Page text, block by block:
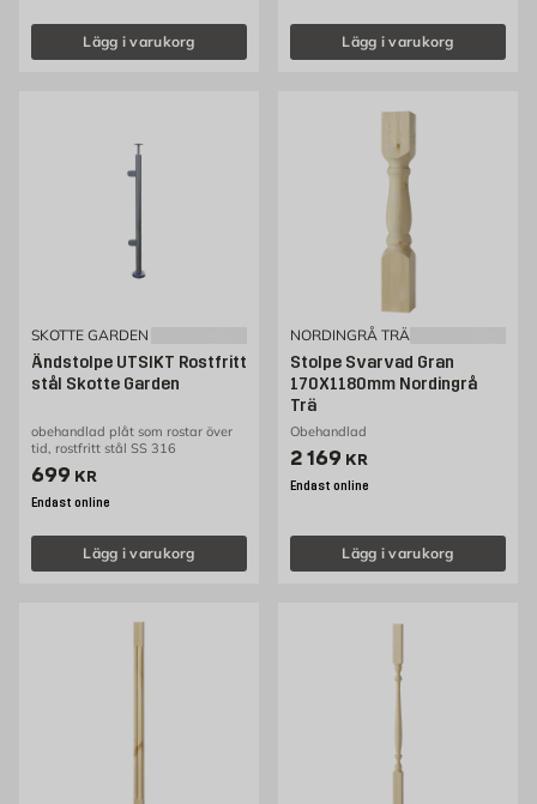
Lägg i varukorg Lägg i varukorg
SKOTTE GARDEN
Ändstolpe UTSIKT Rostfritt
stål Skotte Garden
obehandlad plåt som rostar över
tid, rostfritt stål SS 316
Pris 699 kr
699 KR
Endast online
Lägg i varukorg
NORDINGRÅ TRÄ
Stolpe Svarvad Gran
170X1180mm Nordingrå
Trä
Obehandlad
Pris 2169 kr
2 169 KR
Endast online
Lägg i varukorg